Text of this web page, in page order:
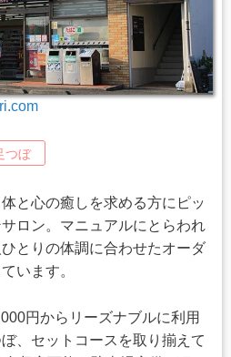
つぼ
と心の癒しを求める方にピッ
ロン。マニュアルにとらわれ
とりの体調に合わせたオーダ
います。
円からリーズナブルに利用
、セットコースを取り揃えて